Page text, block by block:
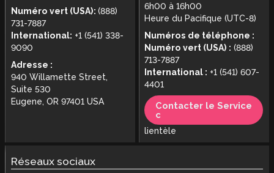
Numéro vert (USA): (888)
731-7887
International: +1 (541) 338-
9090
Adresse :
940 Willamette Street,
Suite 530
Eugene, OR 97401 USA
6h00 à 16h00
Heure du Pacifique (UTC-8)
Numéros de téléphone :
Numéro vert (USA) : (888)
713-7887
International : +1 (541) 607-
4401
Contacter le Service
c
lientèle
Réseaux sociaux